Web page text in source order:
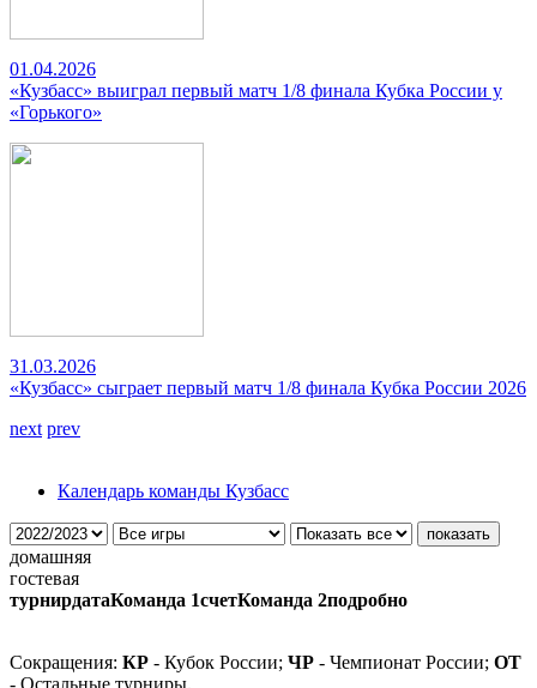
01.04.2026
«Кузбасс» выиграл первый матч 1/8 финала Кубка России у
«Горького»
31.03.2026
«Кузбасс» сыграет первый матч 1/8 финала Кубка России 2026
next prev
Календарь команды Кузбасс
домашняя
гостевая
турнирдатаКоманда 1счетКоманда 2подробно
Сокращения: КР - Кубок России; ЧР - Чемпионат России; ОТ
- Остальные турниры.